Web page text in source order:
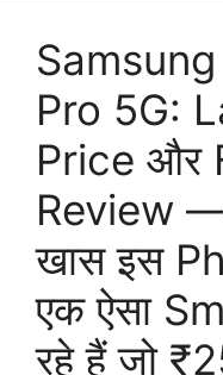
r
e
s
Pro 5G:
Price और
Review —
खास इस
एक ऐसा
रहे हैं जो